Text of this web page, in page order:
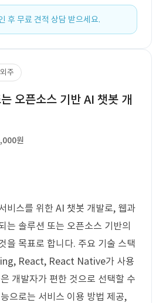
후 무료 견적 상담 받으세요.
외주
오픈소스 기반 AI 챗봇 개
원
비스를 위한 AI 챗봇 개발로, 웹과
는 솔루션 또는 오픈소스 기반의
을 목표로 합니다. 주요 기술 스택
React, React Native가 사용
개발자가 편한 것으로 선택할 수
으로는 서비스 이용 방법 제공,